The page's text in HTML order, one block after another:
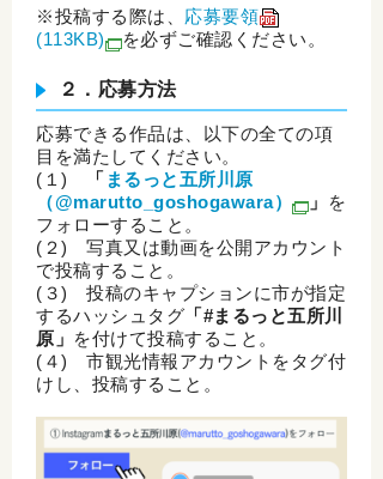
※投稿する際は、 応募要領
(113KB)
を必ずご確認ください。
２．応募方法
応募できる作品は、以下の全ての項
目を満たしてください。
(１)
「 まるっと五所川原
（@marutto_goshogawara）
」
を
フォローすること。
(２) 写真又は動画を公開アカウント
で投稿すること。
(３) 投稿のキャプションに市が指定
するハッシュタグ 「#まるっと五所川
原」 を付けて投稿すること。
(４) 市観光情報アカウントをタグ付
けし、投稿すること。